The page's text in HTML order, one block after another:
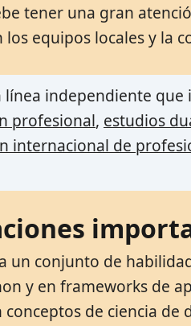
tener una gran
equipos locales y la
línea independiente
profesional, estudios
internacional de
un conjunto de
y en frameworks de
de ciencia de